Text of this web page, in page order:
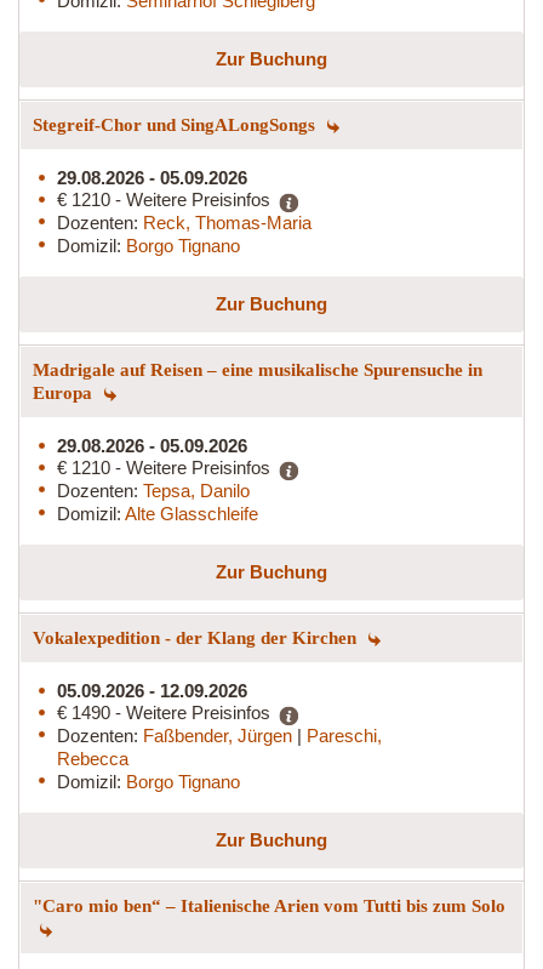
Zur Buchung
Stegreif-Chor und SingALongSongs
29.08.2026 - 05.09.2026
€ 1210 - Weitere Preisinfos
Dozenten: Reck, Thomas-Maria
Domizil: Borgo Tignano
Zur Buchung
Madrigale auf Reisen – eine musikalische Spurensuche in
Europa
29.08.2026 - 05.09.2026
€ 1210 - Weitere Preisinfos
Dozenten: Tepsa, Danilo
Domizil: Alte Glasschleife
Zur Buchung
Vokalexpedition - der Klang der Kirchen
05.09.2026 - 12.09.2026
€ 1490 - Weitere Preisinfos
Dozenten: Faßbender, Jürgen | Pareschi,
Rebecca
Domizil: Borgo Tignano
Zur Buchung
"Caro mio ben“ – Italienische Arien vom Tutti bis zum Solo